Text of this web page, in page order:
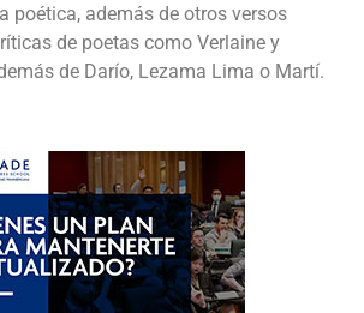
poética, además de otros versos
de poetas como Verlaine y
de Darío, Lezama Lima o Martí.